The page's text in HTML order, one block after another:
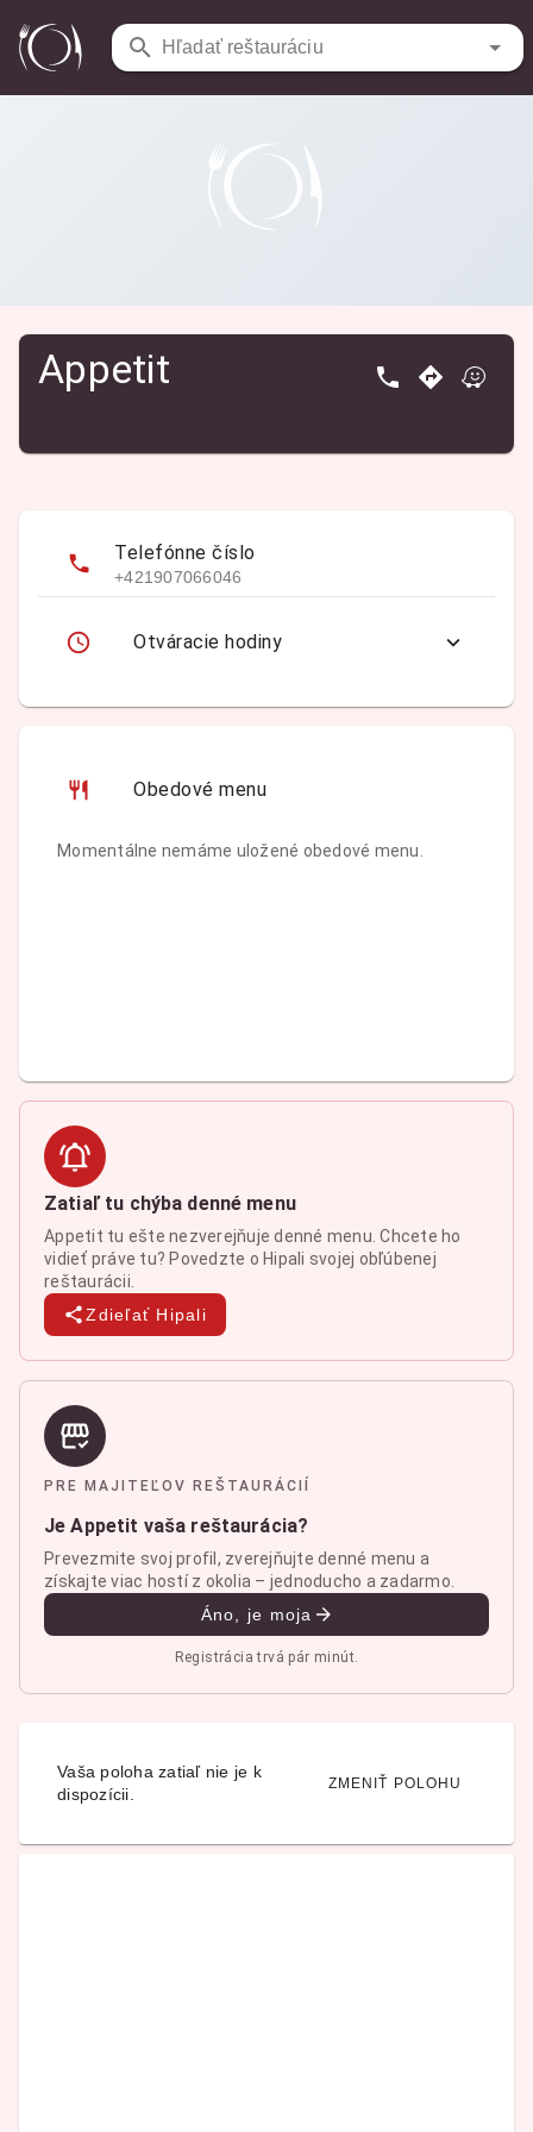
Hľadať reštauráciu
Reštaurácie /
Appetit
Telefónne číslo
+421907066046
Otváracie hodiny
Obedové menu
Momentálne nemáme uložené obedové menu.
Zatiaľ tu chýba denné menu
Appetit tu ešte nezverejňuje denné menu. Chcete ho
vidieť práve tu? Povedzte o Hipali svojej obľúbenej
reštaurácii.
Zdieľať Hipali
PRE MAJITEĽOV REŠTAURÁCIÍ
Je Appetit vaša reštaurácia?
Prevezmite svoj profil, zverejňujte denné menu a
získajte viac hostí z okolia – jednoducho a zadarmo.
Áno, je moja
Registrácia trvá pár minút.
Vaša poloha zatiaľ nie je k
dispozícii.
ZMENIŤ POLOHU